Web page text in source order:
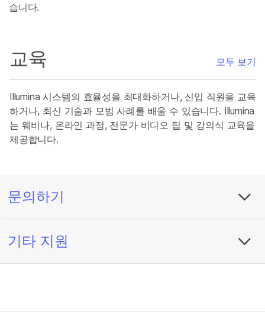
습니다.
교육 모두 보기
Illumina 시스템의 효율성을 최대화하거나, 신입 직원을 교육
하거나, 최신 기술과 모범 사례를 배울 수 있습니다. Illumina
는 웨비나, 온라인 과정, 전문가 비디오 팁 및 강의식 교육을
제공합니다.
문의하기
기타 지원